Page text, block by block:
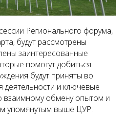
Регионального форума,
будут рассмотрены
заинтересованные
помогут добиться
будут приняты во
деятельности и ключевые
взаимному обмену опытом и
упомянутым выше ЦУР.